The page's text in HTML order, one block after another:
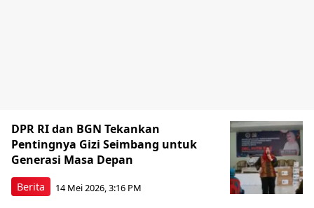
Berita
DPR RI dan BGN Tekankan
Pentingnya Gizi Seimbang untuk
Generasi Masa Depan
14 Mei 2026, 3:16 PM